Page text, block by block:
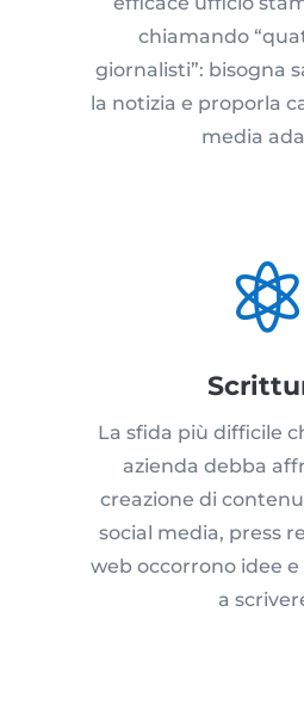
chiamando
giornalisti”: bisogna
la notizia e proporla
media

La sfida più difficile
azienda debba
creazione di
social media, press
web occorrono idee
a